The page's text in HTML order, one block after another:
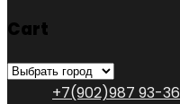
Cart
+7(902)987 93-36